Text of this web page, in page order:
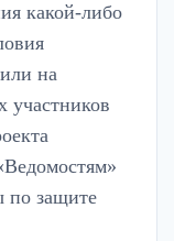
какой-либо
на
участников
по защите